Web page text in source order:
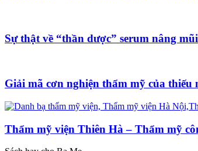
Sự thật về “thần dược” serum nâng
Giải mã cơn nghiện thẩm mỹ của thiếu
Thẩm mỹ viện Thiên Hà – Thẩm mỹ